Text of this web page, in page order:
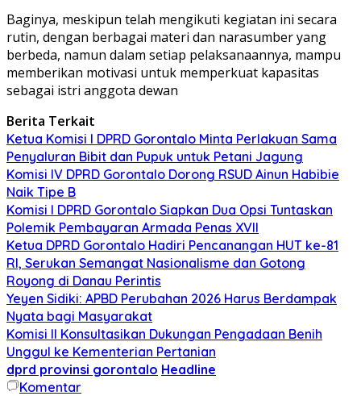
Baginya, meskipun telah mengikuti kegiatan ini secara
rutin, dengan berbagai materi dan narasumber yang
berbeda, namun dalam setiap pelaksanaannya, mampu
memberikan motivasi untuk memperkuat kapasitas
sebagai istri anggota dewan
Berita Terkait
Ketua Komisi I DPRD Gorontalo Minta Perlakuan Sama
Penyaluran Bibit dan Pupuk untuk Petani Jagung
Komisi IV DPRD Gorontalo Dorong RSUD Ainun Habibie
Naik Tipe B
Komisi I DPRD Gorontalo Siapkan Dua Opsi Tuntaskan
Polemik Pembayaran Armada Penas XVII
Ketua DPRD Gorontalo Hadiri Pencanangan HUT ke-81
RI, Serukan Semangat Nasionalisme dan Gotong
Royong di Danau Perintis
Yeyen Sidiki: APBD Perubahan 2026 Harus Berdampak
Nyata bagi Masyarakat
Komisi II Konsultasikan Dukungan Pengadaan Benih
Unggul ke Kementerian Pertanian
dprd provinsi gorontalo Headline
Komentar